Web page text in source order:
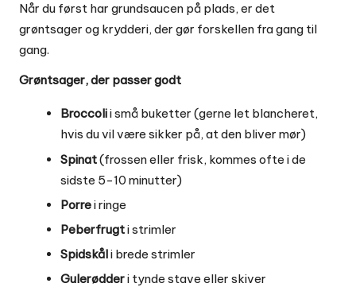
Når du først har grundsaucen på plads, er det
grøntsager og krydderi, der gør forskellen fra gang til
gang.
Grøntsager, der passer godt
Broccolii små buketter (gerne let blancheret,
hvis du vil være sikker på, at den bliver mør)
Spinat(frossen eller frisk, kommes ofte i de
sidste 5-10 minutter)
Porrei ringe
Peberfrugti strimler
Spidskåli brede strimler
Gulerødderi tynde stave eller skiver